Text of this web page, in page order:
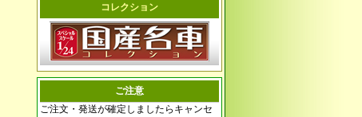
コレクション
ご注意
ご注文・発送が確定しましたらキャンセ